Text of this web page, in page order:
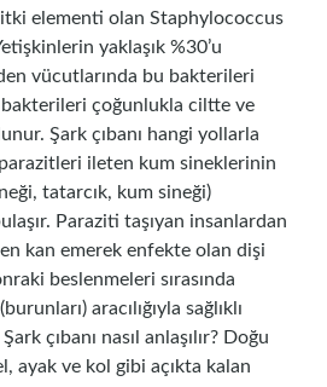
elementi olan Staphylococcus
yaklaşık %30’u
vücutlarında bu bakterileri
çoğunlukla ciltte ve
Şark çıbanı hangi yollarla
parazitleri ileten kum sineklerinin
tatarcık, kum sineği)
Paraziti taşıyan insanlardan
kan emerek enfekte olan dişi
beslenmeleri sırasında
aracılığıyla sağlıklı
çıbanı nasıl anlaşılır? Doğu
ayak ve kol gibi açıkta kalan